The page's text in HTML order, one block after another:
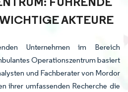
AKTEURE
Unternehmen im Bereich
Operationszentrum basiert
und Fachberater von Mordor
ihrer umfassenden Recherche die